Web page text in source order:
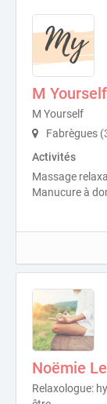
M Yourself
M Yourself
Fabrègues
Activités
Massage
Manucure à
Noëmie
Relaxologue: